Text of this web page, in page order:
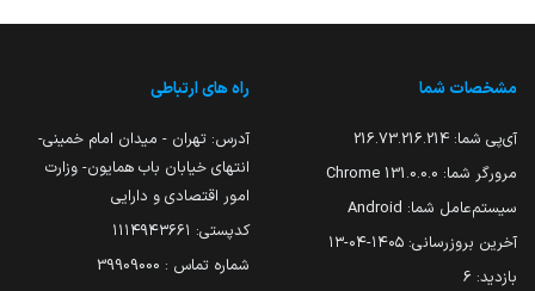
مشخصات شما
آی‌پی شما: 216.73.216.214
مرورگر شما: 131.0.0.0 Chrome
سیستم‌عامل شما: Android
آخرین بروزرسانی: ۱۴۰۵-۰۴-۱۳
بازدید: 6
راه های ارتباطی
آدرس: تهران - میدان امام خمینی-
انتهای خیابان باب همایون- وزارت
امور اقتصادی و دارایی
کدپستی: ۱۱۱۴۹۴۳۶۶۱
شماره تماس : 39909000